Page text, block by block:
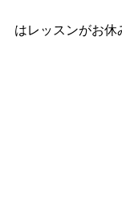
はレッスンがお休